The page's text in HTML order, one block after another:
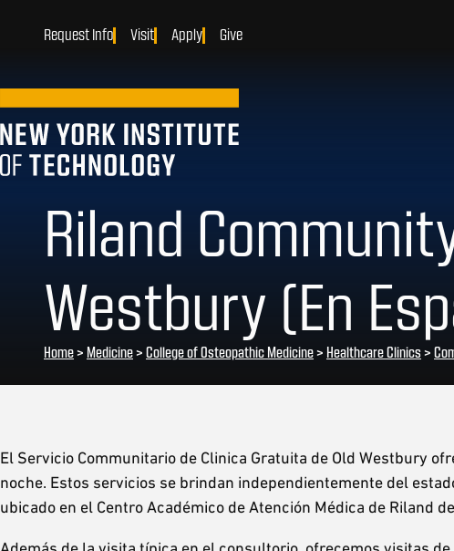
Request Info Visit Apply Give
Riland
Westbury (En
Home> Medicine> College of Osteopathic Medicine> Healthcare Clinics>
El Servicio Communitario de Clinica Gratuita de Old Westbury
noche. Estos servicios se brindan independientemente del
ubicado en el Centro Académico de Atención Médica de Riland